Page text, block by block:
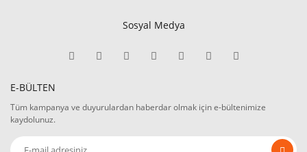
Sosyal Medya
E-BÜLTEN
Tüm kampanya ve duyurulardan haberdar olmak için e-bültenimize
kaydolunuz.